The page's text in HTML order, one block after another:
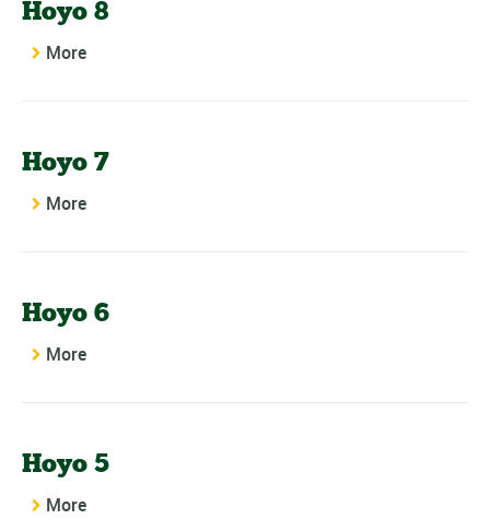
Hoyo 8
More
Hoyo 7
More
Hoyo 6
More
Hoyo 5
More